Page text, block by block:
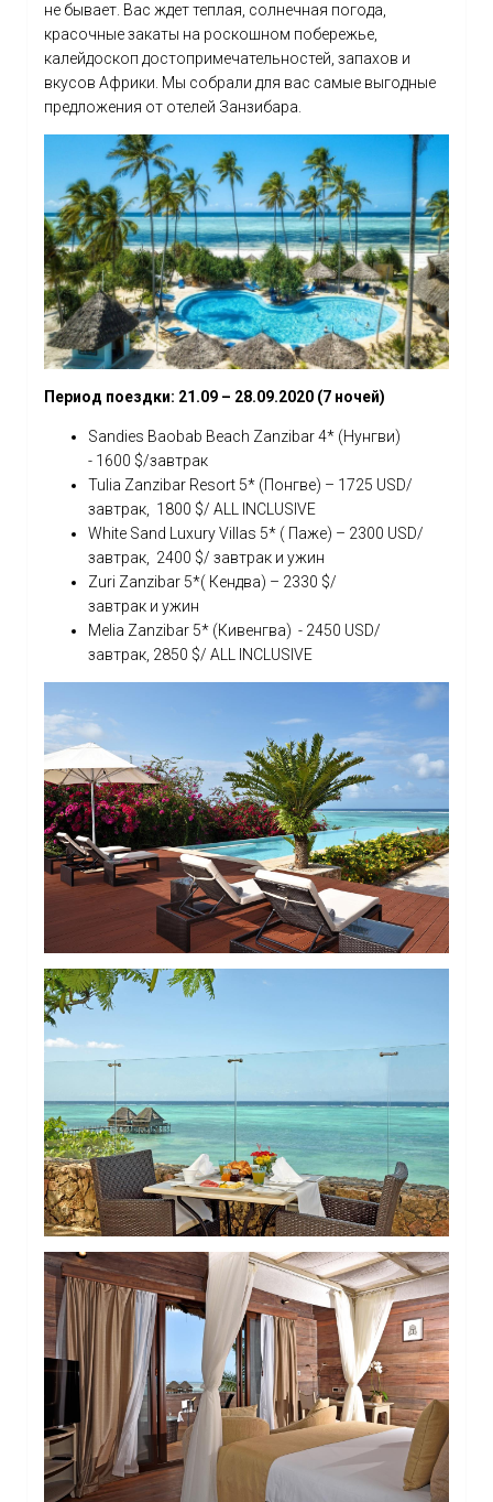
не бывает. Вас ждет теплая, солнечная погода,
красочные закаты на роскошном побережье,
калейдоскоп достопримечательностей, запахов и
вкусов Африки. Мы собрали для вас самые выгодные
предложения от отелей Занзибара.
Период поездки: 21.09 – 28.09.2020 (7 ночей)
Sandies Baobab Beach Zanzibar 4* (Нунгви)
- 1600 $/завтрак
Tulia Zanzibar Resort 5* (Понгве) – 1725 USD/
завтрак, 1800 $/ ALL INCLUSIVE
White Sand Luxury Villas 5* ( Паже) – 2300 USD/
завтрак, 2400 $/ завтрак и ужин
Zuri Zanzibar 5*( Кендва) – 2330 $/
завтрак и ужин
Melia Zanzibar 5* (Кивенгва) - 2450 USD/
завтрак, 2850 $/ ALL INCLUSIVE